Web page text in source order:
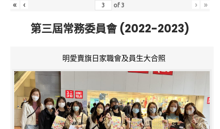
« ‹ of3 › »
第三屆常務委員會 (2022-2023)
明愛賣旗日家職會及員生大合照